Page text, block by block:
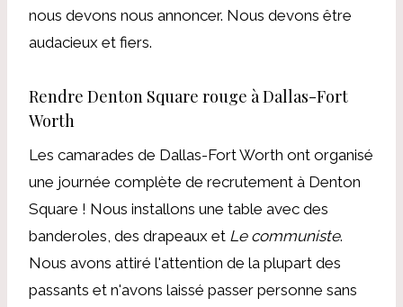
nous devons nous annoncer. Nous devons être
audacieux et fiers.
Rendre Denton Square rouge à Dallas-Fort
Worth
Les camarades de Dallas-Fort Worth ont organisé
une journée complète de recrutement à Denton
Square ! Nous installons une table avec des
banderoles, des drapeaux et Le communiste.
Nous avons attiré l'attention de la plupart des
passants et n'avons laissé passer personne sans